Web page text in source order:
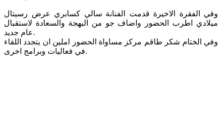
وفي الفقرة الاخيرة قدمت الفنانة سالي كسابري عرض رسيتال
ميلادي اطرب الحضور واضاف جو من البهجة والسعادة لاستقبال
عام جديد.
وفي الختام شكر طاقم مركز مساواة الحضور املين ان يتجدد اللقاء
في فعاليات وبرامج اخرى.